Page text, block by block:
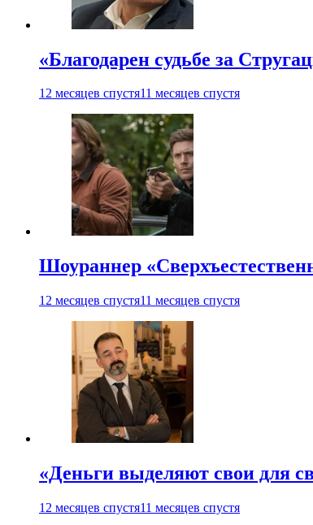
«Благодарен судьбе за
12 месяцев спустя11 месяцев спустя
Шоураннер
12 месяцев спустя11 месяцев спустя
«Деньги выделяют свои для
12 месяцев спустя11 месяцев спустя